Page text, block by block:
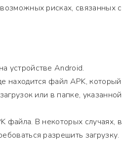
рисках, связанных с
устройстве Android.
находится файл APK, который
или в папке, указанной
файла. В некоторых случаях, в
разрешить загрузку.